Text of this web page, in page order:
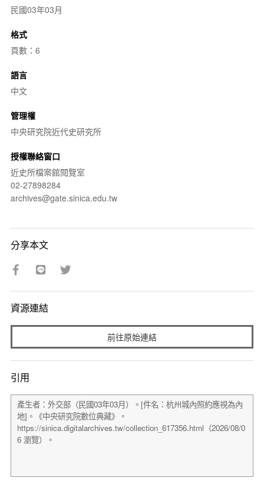
民國03年03月
格式
頁數：6
語言
中文
管理權
中央研究院近代史研究所
授權聯絡窗口
近史所檔案館閱覽室
02-27898284
archives@gate.sinica.edu.tw
分享本文
資源連結
前往原始連結
引用